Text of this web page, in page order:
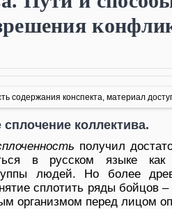
содержания конспекта, материал
сплочение коллектива.
получил
в русском языке как
людей. Но более
сплотить ряды бойцов
организмом перед лицом